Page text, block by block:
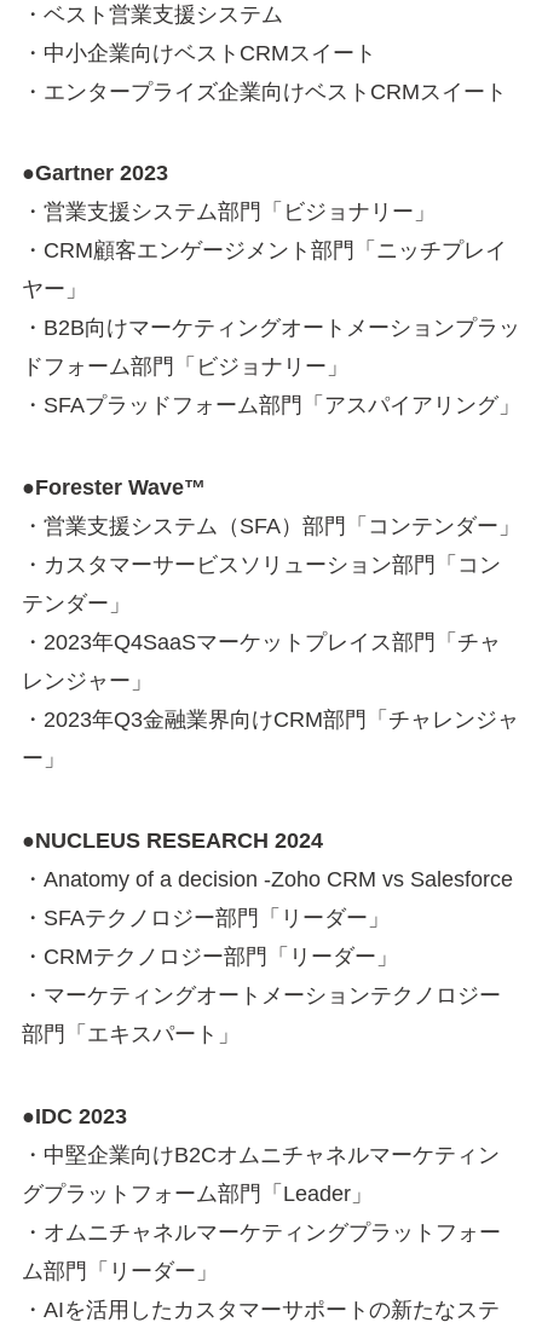
・ベスト営業支援システム
・中小企業向けベストCRMスイート
・エンタープライズ企業向けベストCRMスイート
●Gartner 2023
・営業支援システム部門「ビジョナリー」
・CRM顧客エンゲージメント部門「ニッチプレイ
ヤー」
・B2B向けマーケティングオートメーションプラッ
ドフォーム部門「ビジョナリー」
・SFAプラッドフォーム部門「アスパイアリング」
●Forester Wave™
・営業支援システム（SFA）部門「コンテンダー」
・カスタマーサービスソリューション部門「コン
テンダー」
・2023年Q4SaaSマーケットプレイス部門「チャ
レンジャー」
・2023年Q3金融業界向けCRM部門「チャレンジャ
ー」
●NUCLEUS RESEARCH 2024
・Anatomy of a decision -Zoho CRM vs Salesforce
・SFAテクノロジー部門「リーダー」
・CRMテクノロジー部門「リーダー」
・マーケティングオートメーションテクノロジー
部門「エキスパート」
●IDC 2023
・中堅企業向けB2Cオムニチャネルマーケティン
グプラットフォーム部門「Leader」
・オムニチャネルマーケティングプラットフォー
ム部門「リーダー」
・AIを活用したカスタマーサポートの新たなステ